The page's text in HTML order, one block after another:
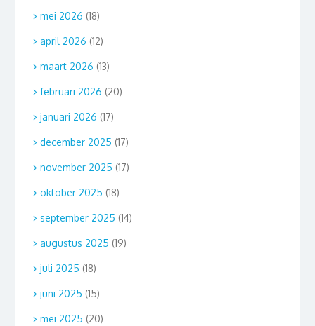
mei 2026 (18)
april 2026 (12)
maart 2026 (13)
februari 2026 (20)
januari 2026 (17)
december 2025 (17)
november 2025 (17)
oktober 2025 (18)
september 2025 (14)
augustus 2025 (19)
juli 2025 (18)
juni 2025 (15)
mei 2025 (20)